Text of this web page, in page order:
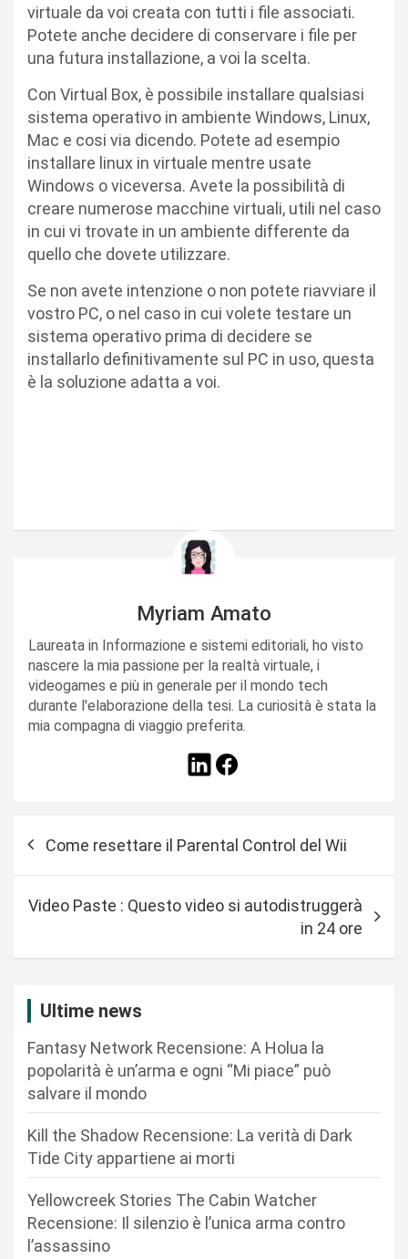
virtuale da voi creata con tutti i file associati.
Potete anche decidere di conservare i file per
una futura installazione, a voi la scelta.
Con Virtual Box, è possibile installare qualsiasi
sistema operativo in ambiente Windows, Linux,
Mac e cosi via dicendo. Potete ad esempio
installare linux in virtuale mentre usate
Windows o viceversa. Avete la possibilità di
creare numerose macchine virtuali, utili nel caso
in cui vi trovate in un ambiente differente da
quello che dovete utilizzare.
Se non avete intenzione o non potete riavviare il
vostro PC, o nel caso in cui volete testare un
sistema operativo prima di decidere se
installarlo definitivamente sul PC in uso, questa
è la soluzione adatta a voi.
Myriam Amato
Laureata in Informazione e sistemi editoriali, ho visto
nascere la mia passione per la realtà virtuale, i
videogames e più in generale per il mondo tech
durante l'elaborazione della tesi. La curiosità è stata la
mia compagna di viaggio preferita.
Come resettare il Parental Control del Wii
Video Paste : Questo video si autodistruggerà
in 24 ore
Ultime news
Fantasy Network Recensione: A Holua la
popolarità è un’arma e ogni “Mi piace” può
salvare il mondo
Kill the Shadow Recensione: La verità di Dark
Tide City appartiene ai morti
Yellowcreek Stories The Cabin Watcher
Recensione: Il silenzio è l’unica arma contro
l’assassino